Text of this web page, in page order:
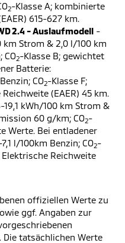
2-Klasse A; kombinierte
615-627 km.
2.4 - Auslaufmodell -
km Strom & 2,0 l/100 km
CO2-Klasse B; gewichtet
Batterie:
CO2-Klasse F;
(EAER) 45 km.
19,1 kWh/100 km Strom &
60 g/km; CO2-
Werte. Bei entladener
l/100km Benzin; CO2-
Reichweite
offiziellen Werte zu
ggf. Angaben zur
Die tatsächlichen Werte